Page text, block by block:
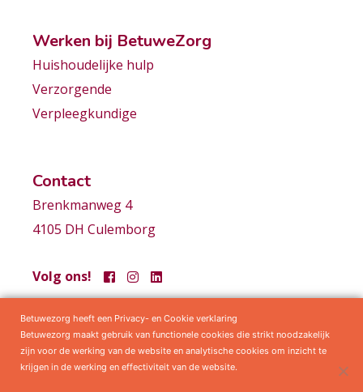
Werken bij BetuweZorg
Huishoudelijke hulp
Verzorgende
Verpleegkundige
Contact
Brenkmanweg 4
4105 DH Culemborg
Volg ons!
Samenwerkingen Privacy statement Algemene voorwaarden
Betuwezorg heeft een Privacy- en Cookie verklaring
Betuwezorg maakt gebruik van functionele cookies die strikt noodzakelijk
zijn voor de werking van de website en analytische cookies om inzicht te
krijgen in de werking en effectiviteit van de website.